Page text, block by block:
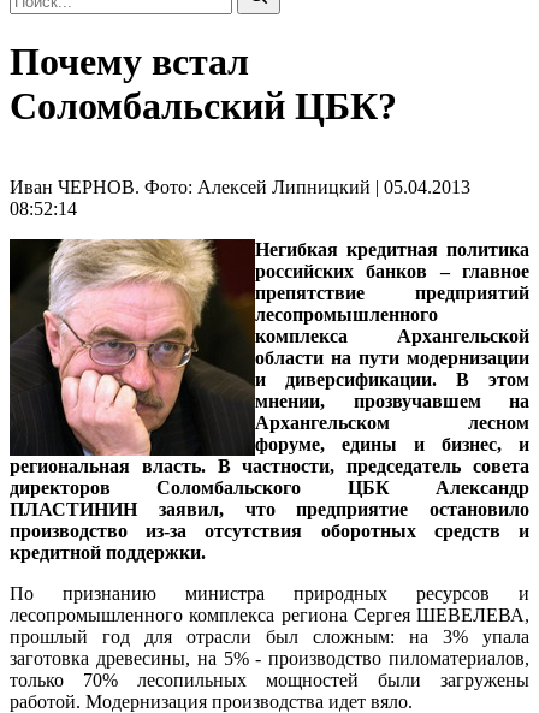
Почему встал
Соломбальский ЦБК?
Иван ЧЕРНОВ. Фото: Алексей Липницкий | 05.04.2013
08:52:14
Негибкая кредитная политика
российских банков – главное
препятствие предприятий
лесопромышленного
комплекса Архангельской
области на пути модернизации
и диверсификации. В этом
мнении, прозвучавшем на
Архангельском лесном
форуме, едины и бизнес, и
региональная власть. В частности,председатель совета
директоров Соломбальского ЦБК Александр
ПЛАСТИНИНзаявил, что предприятие остановило
производство из-за отсутствия оборотных средств и
кредитной поддержки.
По признанию министра природных ресурсов и
лесопромышленного комплекса региона Сергея ШЕВЕЛЕВА,
прошлый год для отрасли был сложным: на 3% упала
заготовка древесины, на 5% - производство пиломатериалов,
только 70% лесопильных мощностей были загружены
работой. Модернизация производства идет вяло.